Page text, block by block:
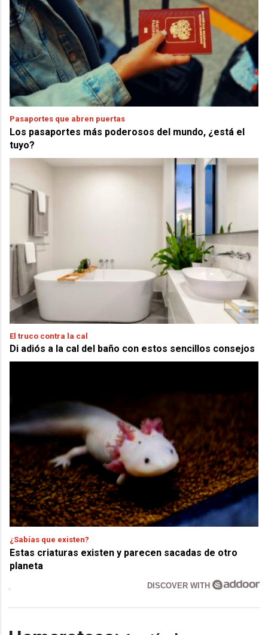
Pasaportes que abren puertas
Los pasaportes más poderosos del mundo, ¿está el
tuyo?
El truco contra la cal
Di adiós a la cal del baño con estos sencillos consejos
¿Sabías que existen?
Estas criaturas existen y parecen sacadas de otro
planeta
DISCOVER WITH